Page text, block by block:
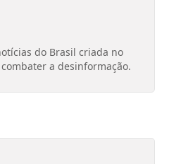
do Brasil criada no
a desinformação.